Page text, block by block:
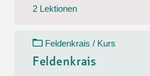
2 Lektionen
Feldenkrais / Kurs
Feldenkrais